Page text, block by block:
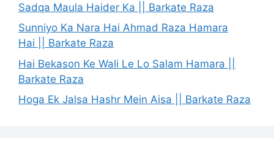
Sadqa Maula Haider Ka || Barkate Raza
Sunniyo Ka Nara Hai Ahmad Raza Hamara
Hai || Barkate Raza
Hai Bekason Ke Wali Le Lo Salam Hamara ||
Barkate Raza
Hoga Ek Jalsa Hashr Mein Aisa || Barkate Raza